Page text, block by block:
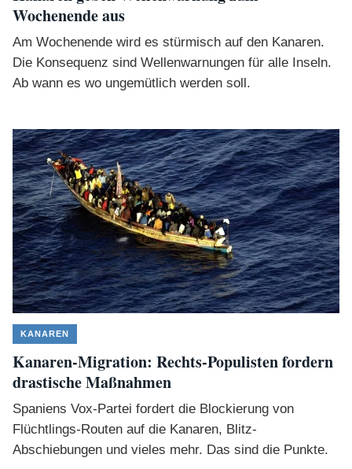
Wochenende aus
Am Wochenende wird es stürmisch auf den Kanaren.
Die Konsequenz sind Wellenwarnungen für alle Inseln.
Ab wann es wo ungemütlich werden soll.
KANAREN
Kanaren-Migration: Rechts-Populisten fordern
drastische Maßnahmen
Spaniens Vox-Partei fordert die Blockierung von
Flüchtlings-Routen auf die Kanaren, Blitz-
Abschiebungen und vieles mehr. Das sind die Punkte.